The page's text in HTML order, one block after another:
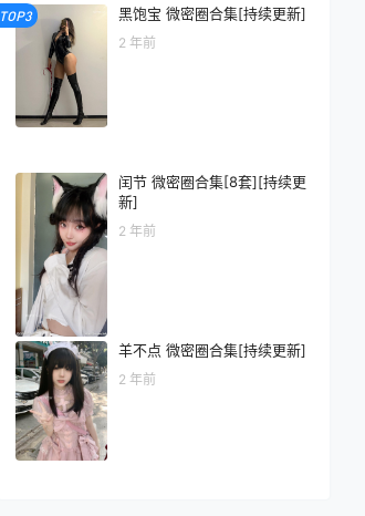
TOP3 黑饱宝 微密圈合集[持续更新]
2 年前
闰节 微密圈合集[8套][持续更
新]
2 年前
羊不点 微密圈合集[持续更新]
2 年前